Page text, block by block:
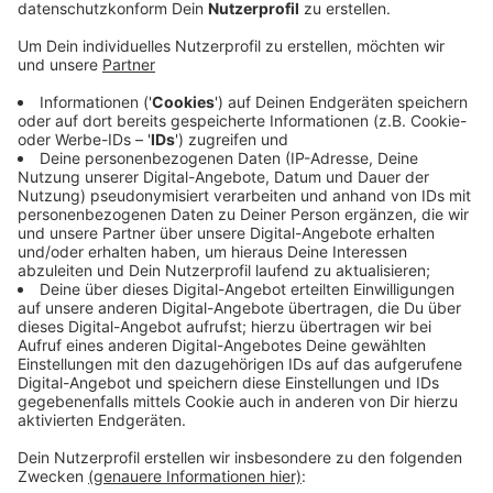
Die Flughäfen in NRW befinden sich noch immer in der
Corona-Krise. Das zeigt eine neue Landesstatistik zu
den Passagierzahlen im März. Demnach flogen von den
sechs Hauptverkehrsflughäfen in NRW knapp 170.000
Menschen ab. Das sind fast 70 Prozent weniger
gewesen als im März vor einem Jahr und knapp 90
Prozent weniger als vor zwei Jahren. Besonders stark
ist der Einbruch dabei an den kleinen Flughäfen, wie
Paderborn/Lippstadt oder Münster/Osnabrück
gewesen. Die großen wie Köln oder Düsseldorf
mussten weniger Einbußen hinnehmen. Vom
Düsseldorfer Airport sind im März über 100.000
Passagiere abgehoben. Fast 90 Prozent von ihnen
flogen dabei ins Ausland.
Anzeige